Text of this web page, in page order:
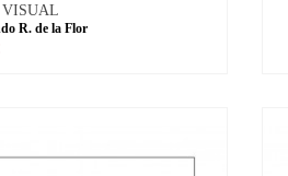
VISUAL
R. de la Flor